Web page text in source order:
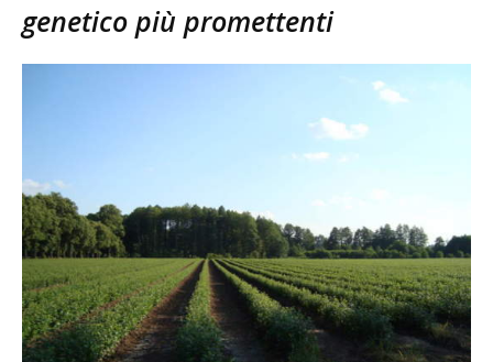
genetico più promettenti